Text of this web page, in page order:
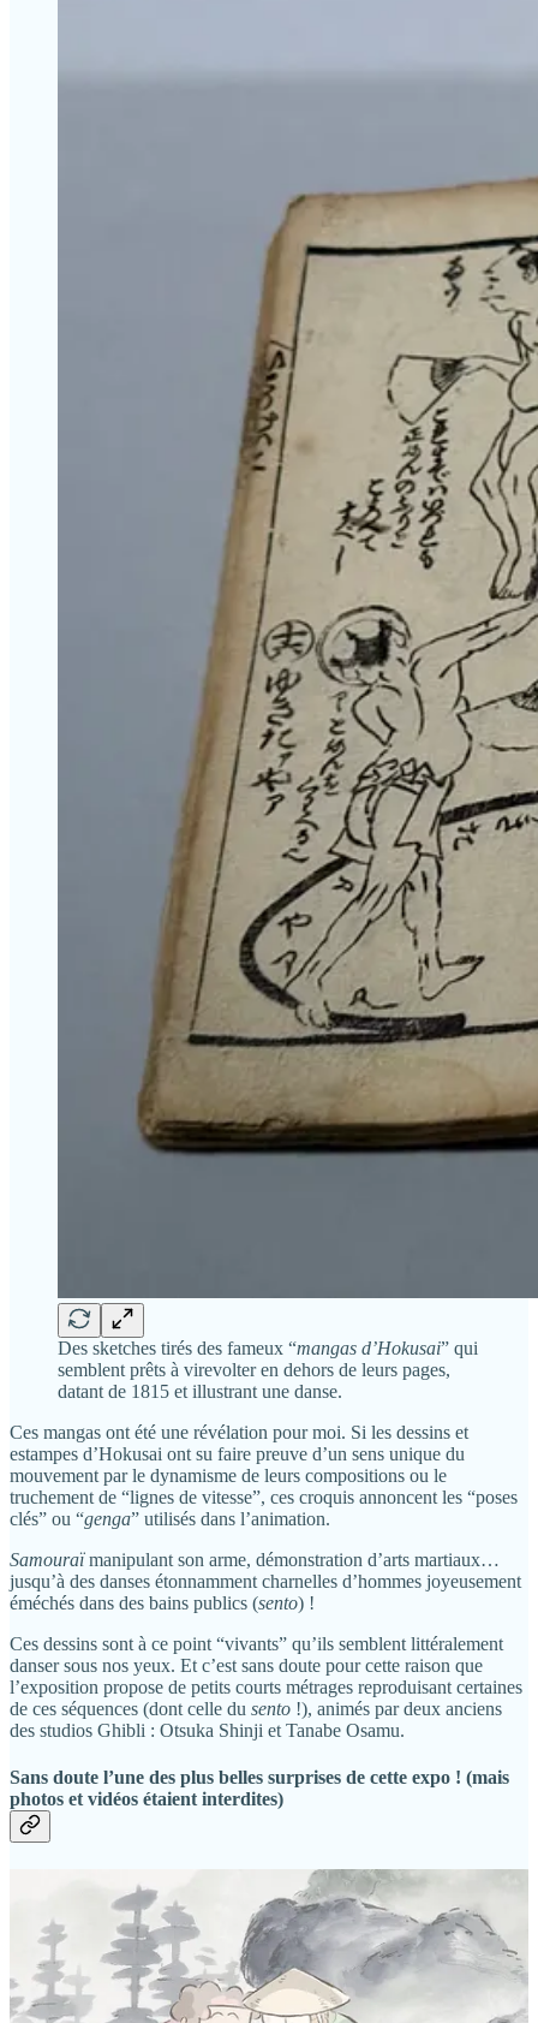
Des sketches tirés des fameux “mangas d’Hokusai” qui
semblent prêts à virevolter en dehors de leurs pages,
datant de 1815 et illustrant une danse.
Ces mangas ont été une révélation pour moi. Si les dessins et
estampes d’Hokusai ont su faire preuve d’un sens unique du
mouvement par le dynamisme de leurs compositions ou le
truchement de “lignes de vitesse”, ces croquis annoncent les “poses
clés” ou “genga” utilisés dans l’animation.
Samouraïmanipulant son arme, démonstration d’arts martiaux…
jusqu’à des danses étonnamment charnelles d’hommes joyeusement
éméchés dans des bains publics (sento) !
Ces dessins sont à ce point “vivants” qu’ils semblent littéralement
danser sous nos yeux. Et c’est sans doute pour cette raison que
l’exposition propose de petits courts métrages reproduisant certaines
de ces séquences (dont celle du sento !), animés par deux anciens
des studios Ghibli : Otsuka Shinji et Tanabe Osamu.
Sans doute l’une des plus belles surprises de cette expo ! (mais
photos et vidéos étaient interdites)